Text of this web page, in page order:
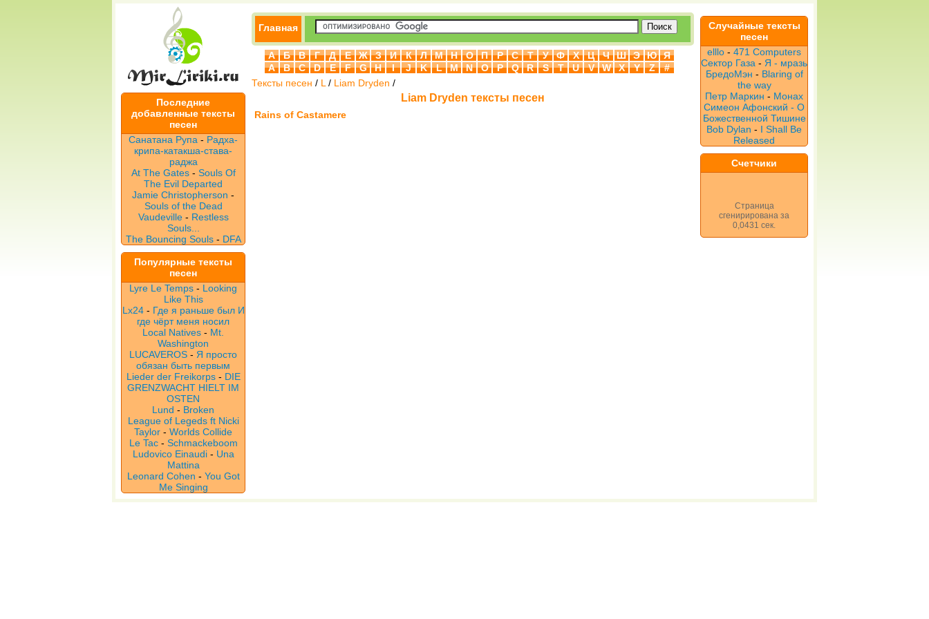
Последние
добавленные тексты
песен
Санатана Рупа - Радха-
крипа-катакша-става-
раджа
At The Gates- Souls Of
The Evil Departed
Jamie Christopherson -
Souls of the Dead
Vaudeville - Restless
Souls...
The Bouncing Souls- DFA
Популярные тексты
песен
Lyre Le Temps - Looking
Like This
Lx24- Где я раньше был И
где чёрт меня носил
Local Natives - Mt.
Washington
LUCAVEROS - Я просто
обязан быть первым
Lieder der Freikorps - DIE
GRENZWACHT HIELT IM
OSTEN
Lund - Broken
League of Legeds ft Nicki
Taylor - Worlds Collide
Le Tac- Schmackeboom
Ludovico Einaudi- Una
Mattina
Leonard Cohen - You Got
Me Singing
Главная
А Б В Г Д Е Ж З И К Л М Н О П Р С Т У Ф Х Ц Ч Ш Э Ю
Я
A
B C D E F G H I J K L M N O P Q R S T U V W X Y Z
#
Тексты песен / L / Liam Dryden /
Liam Dryden тексты песен
Rains of Castamere
Случайные тексты
песен
elllo - 471 Computers
Сектор Газа - Я - мразь
БредоМэн - Blaring of
the way
Петр Маркин - Монах
Симеон Афонский - О
Божественной Тишине
Bob Dylan - I Shall Be
Released
Счетчики
Страница
сгенирирована за
0,0431 сек.